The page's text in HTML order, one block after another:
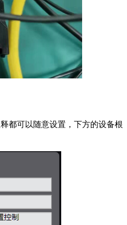
都可以随意设置，下方的设备根